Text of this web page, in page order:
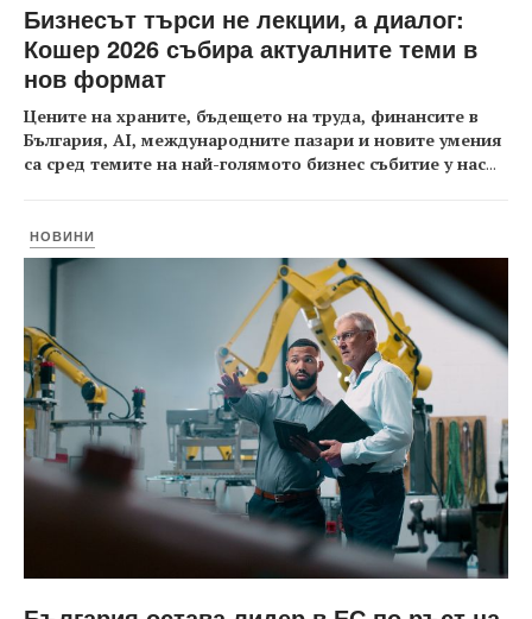
Бизнесът търси не лекции, а диалог:
Кошер 2026 събира актуалните теми в
нов формат
Цените на храните, бъдещето на труда, финансите в
България, AI, международните пазари и новите умения
са сред темите на най-голямото бизнес събитие у нас...
НОВИНИ